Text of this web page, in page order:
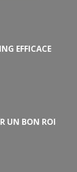
EFFICACE
UN BON ROI